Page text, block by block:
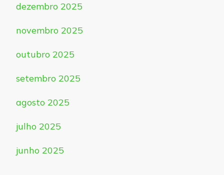
dezembro 2025
novembro 2025
outubro 2025
setembro 2025
agosto 2025
julho 2025
junho 2025